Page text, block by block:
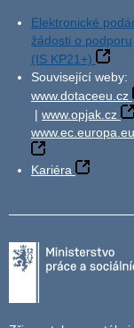
Elektronické
žádosti o podporu
(IS KP21+)
Související weby:
www.dotaceeu.cz
| www.opjak.cz
www.ec.europa.eu
Kariéra